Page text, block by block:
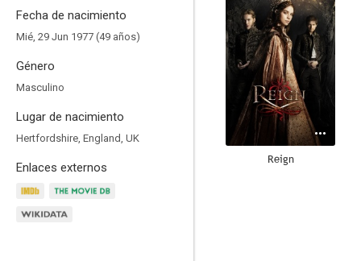
Fecha de nacimiento
Mié, 29 Jun 1977 (49 años)
Género
Masculino
Lugar de nacimiento
Hertfordshire, England, UK
Enlaces externos
Reign